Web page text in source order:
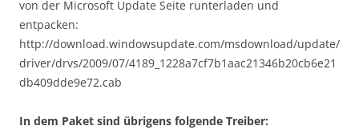
von der Microsoft Update Seite runterladen und
entpacken:
http://download.windowsupdate.com/msdownload/update/
driver/drvs/2009/07/4189_1228a7cf7b1aac21346b20cb6e21
db409dde9e72.cab
In dem Paket sind übrigens folgende Treiber: